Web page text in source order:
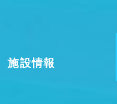
施設情報